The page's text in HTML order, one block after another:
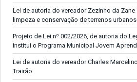
Lei de autoria do vereador Zezinho da
limpeza e conservação de terrenos
Projeto de Lei nº 002/2026, de autoria do
institui o Programa Municipal Jovem
Lei de autoria do vereador Charles
Trairão